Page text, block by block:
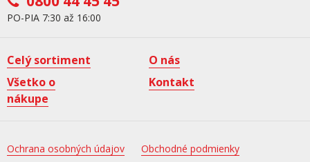
PO-PIA 7:30 až 16:00
Celý sortiment
O nás
Všetko o
nákupe
Kontakt
Ochrana osobných údajov Obchodné podmienky